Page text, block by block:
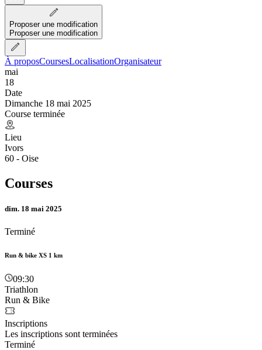
Proposer une modification
Proposer une modification
À proposCoursesLocalisationOrganisateur
mai
18
Date
Dimanche 18 mai 2025
Course terminée
Lieu
Ivors
60 - Oise
Courses
dim. 18 mai 2025
Terminé
Run & bike XS 1 km
09:30
Triathlon
Run & Bike
Inscriptions
Les inscriptions sont terminées
Terminé